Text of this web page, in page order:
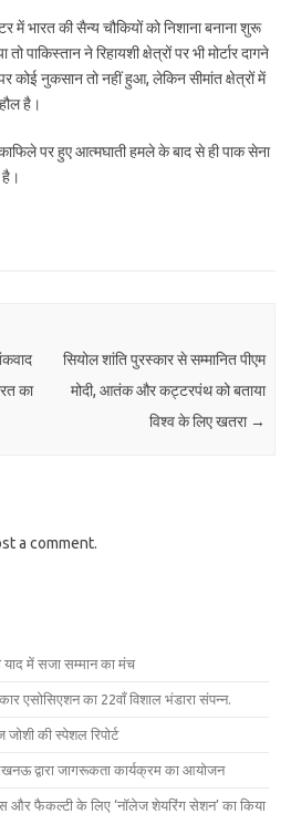
भारत की सैन्य चौकियों को निशाना बनाना शुरू
पाकिस्तान ने रिहायशी क्षेत्रों पर भी मोर्टार दागने
कोई नुकसान तो नहीं हुआ, लेकिन सीमांत क्षेत्रों में
है।
पर हुए आत्मघाती हमले के बाद से ही पाक सेना
है।
का
सियोल शांति पुरस्कार से सम्मानित पीएम
मोदी, आतंक और कट्टरपंथ को बताया
विश्व के लिए खतरा →
a comment.
में सजा सम्मान का मंच
एसोसिएशन का 22वाँ विशाल भंडारा संपन्न.
की स्पेशल रिपोर्ट
द्वारा जागरूकता कार्यक्रम का आयोजन
और फैकल्टी के लिए ‘नॉलेज शेयरिंग सेशन’ का किया